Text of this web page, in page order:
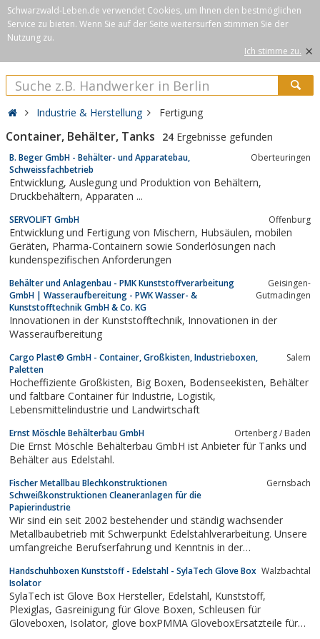
Schwarzwald-Leben.de verwendet Cookies, um Ihnen den bestmöglichen
Service zu bieten. Wenn Sie auf der Seite weitersurfen stimmen Sie der
Nutzung zu.
Ich stimme zu. ×
Industrie & Herstellung Fertigung
Container, Behälter, Tanks 24 Ergebnisse gefunden
B. Beger GmbH - Behälter- und Apparatebau,
Schweissfachbetrieb
Oberteuringen
Entwicklung, Auslegung und Produktion von Behältern,
Druckbehältern, Apparaten ...
SERVOLIFT GmbH Offenburg
Entwicklung und Fertigung von Mischern, Hubsäulen, mobilen
Geräten, Pharma-Containern sowie Sonderlösungen nach
kundenspezifischen Anforderungen
Behälter und Anlagenbau - PMK Kunststoffverarbeitung
GmbH | Wasseraufbereitung - PWK Wasser- &
Kunststofftechnik GmbH & Co. KG
Geisingen-
Gutmadingen
Innovationen in der Kunststofftechnik, Innovationen in der
Wasseraufbereitung
Cargo Plast® GmbH - Container, Großkisten, Industrieboxen,
Paletten
Salem
Hocheffiziente Großkisten, Big Boxen, Bodenseekisten, Behälter
und faltbare Container für Industrie, Logistik,
Lebensmittelindustrie und Landwirtschaft
Ernst Möschle Behälterbau GmbH Ortenberg / Baden
Die Ernst Möschle Behälterbau GmbH ist Anbieter für Tanks und
Behälter aus Edelstahl.
Fischer Metallbau Blechkonstruktionen
Schweißkonstruktionen Cleaneranlagen für die
Papierindustrie
Gernsbach
Wir sind ein seit 2002 bestehender und ständig wachsender
Metallbaubetrieb mit Schwerpunkt Edelstahlverarbeitung. Unsere
umfangreiche Berufserfahrung und Kenntnis in der
Wesentlicher Bestandteil unserer Firmenphilosophie ist die
Handschuhboxen Kunststoff - Edelstahl - SylaTech Glove Box
Isolator
Walzbachtal
SylaTech ist Glove Box Hersteller, Edelstahl, Kunststoff,
Plexiglas, Gasreinigung für Glove Boxen, Schleusen für
Gloveboxen, Isolator, glove boxPMMA GloveboxErsatzteile für